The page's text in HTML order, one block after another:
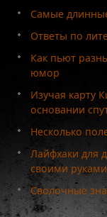
Самые
Ответы по
Как пьют
юмор
Изучая карту
основании
Несколько
Лайфхаки для
своими
Сволочные